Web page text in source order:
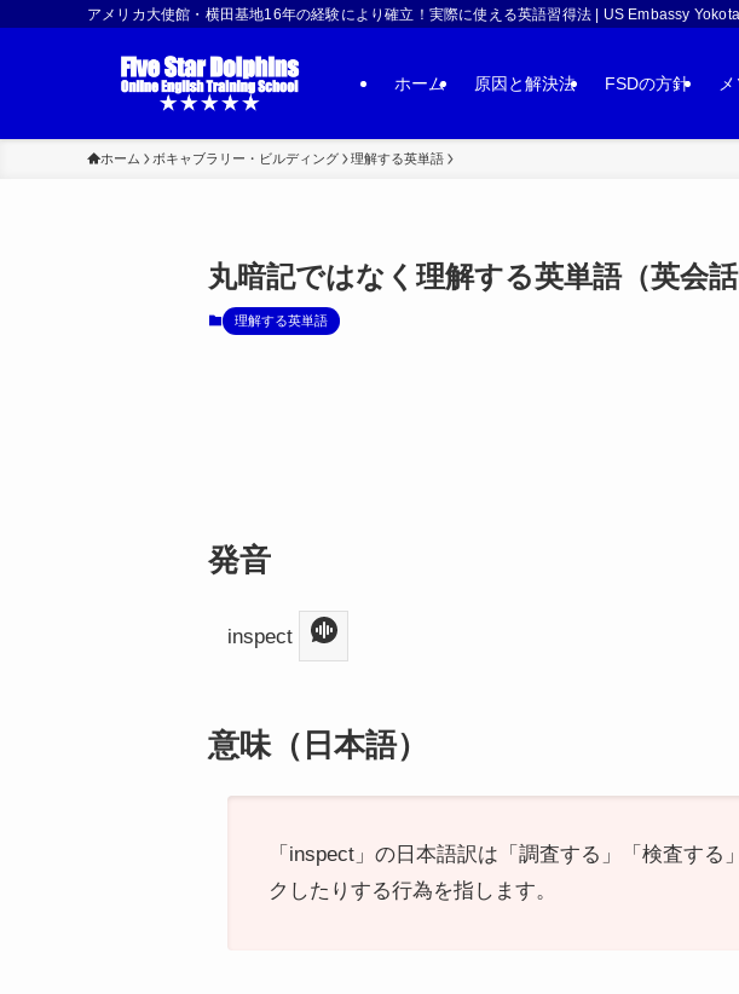
アメリカ大使館・横田基地16年の経験により確立！実際に使える英語習得法 | US Embassy
ホーム 原因と解決法 FSDの方針
ホーム ボキャブラリー・ビルディング 理解する英単語
丸暗記ではなく理解する英単語（英会
理解する英単語
発音
inspect
意味（日本語）
「inspect」の日本語訳は「調査する」「検査す
クしたりする行為を指します。